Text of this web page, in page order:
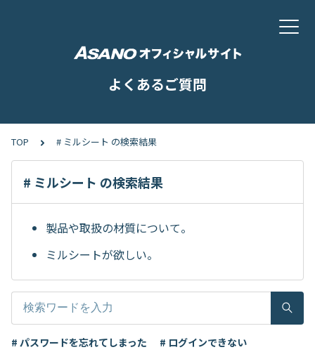
よくあるご質問
TOP # ミルシート の検索結果
# ミルシート の検索結果
製品や取扱の材質について。
ミルシートが欲しい。
# パスワードを忘れてしまった
# ログインできない